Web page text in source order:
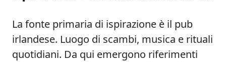
La fonte primaria di ispirazione è il pub
irlandese. Luogo di scambi, musica e rituali
quotidiani. Da qui emergono riferimenti